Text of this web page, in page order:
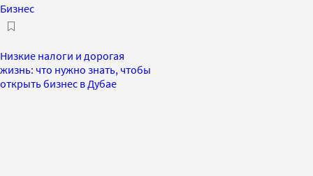
Бизнес
Низкие налоги и дорогая
жизнь: что нужно знать, чтобы
открыть бизнес в Дубае